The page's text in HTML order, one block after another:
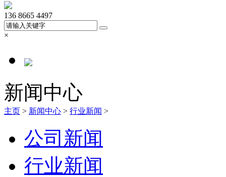
136 8665 4497
×
新闻中心
主页 > 新闻中心 > 行业新闻 >
公司新闻
行业新闻